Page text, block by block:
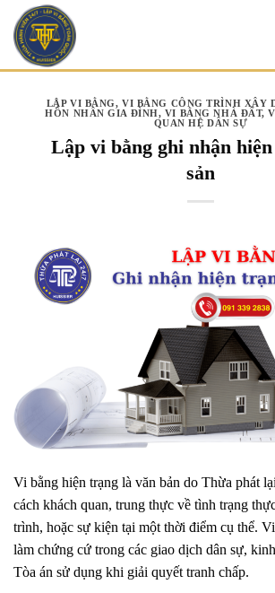
Skip
content
LẬP VI BẰNG,VI BẰNG CÔNG TRÌNH XÂY
HÔN NHÂN GIA ĐÌNH, VI BẰNG NHÀ ĐẤT,
QUAN HỆ DÂN SỰ
Lập vi bằng ghi nhận
sản
Vi bằng hiện trạng là văn bản do Thừa phát
cách khách quan, trung thực về tình trạng
trình, hoặc sự kiện tại một thời điểm cụ thể.
làm chứng cứ trong các giao dịch dân sự,
Tòa án sử dụng khi giải quyết tranh chấp.